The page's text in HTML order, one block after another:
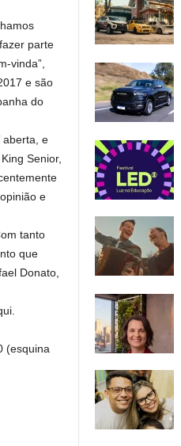
parte
vinda”,
e são
do
aberta, e
Senior,
e
tanto
que
Donato,
(esquina